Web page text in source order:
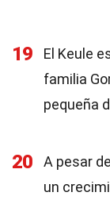
19
El Keule
familia
pequeña
20
A pesar
un